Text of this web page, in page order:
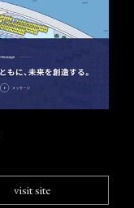
visit site